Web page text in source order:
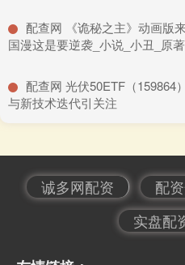
配查网 《诡秘之主》动画版
国漫这是要逆袭_小说_小丑_原著
配查网 光伏50ETF（159864
与新技术迭代引关注
诚多网配资 配
实盘配